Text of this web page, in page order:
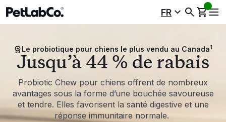
FR
Le probiotique pour chiens le plus vendu au Canada1
Jusqu’à 44 % de rabais
Probiotic Chew pour chiens offrent de nombreux
avantages sous la forme d’une bouchée savoureuse
et tendre. Elles favorisent la santé digestive et une
réponse immunitaire normale.